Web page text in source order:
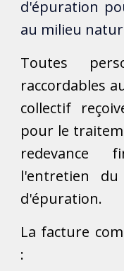
d'épuration
au milieu
Toutes
raccordables
collectif
pour le
redevance
l'entretien
d'épuration.
La facture
: